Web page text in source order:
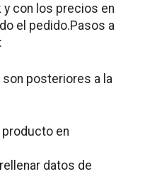
con los precios en
el pedido.Pasos a
posteriores a la
en
datos de